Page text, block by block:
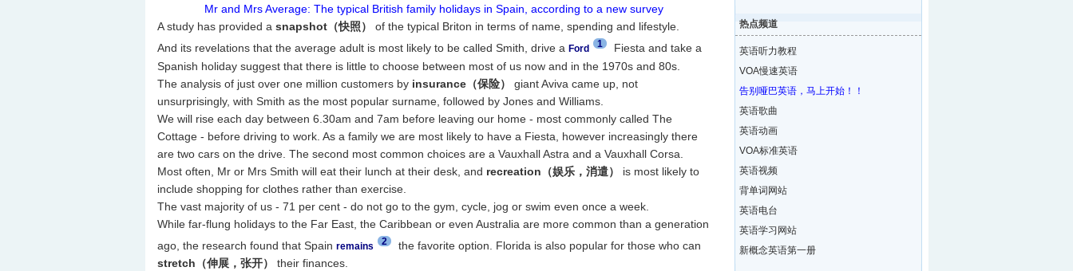
Mr and Mrs Average: The typical British family holidays in Spain, according to a new survey
A study has provided a snapshot（快照）
of the typical Briton in terms of name, spending and lifestyle.
And its revelations that the average adult is most likely to be called Smith, drive a Ford 1
Fiesta and take a
Spanish holiday suggest that there is little to choose between most of us now and in the 1970s and 80s.
The analysis of just over one million customers by insurance（保险）
giant Aviva came up, not
unsurprisingly, with Smith as the most popular surname, followed by Jones and Williams.
We will rise each day between 6.30am and 7am before leaving our home - most commonly called The
Cottage - before driving to work. As a family we are most likely to have a Fiesta, however increasingly there
are two cars on the drive. The second most common choices are a Vauxhall Astra and a Vauxhall Corsa.
Most often, Mr or Mrs Smith will eat their lunch at their desk, and recreation（娱乐，消遣）
is most likely to
include shopping for clothes rather than exercise.
The vast majority of us - 71 per cent - do not go to the gym, cycle, jog or swim even once a week.
While far-flung holidays to the Far East, the Caribbean or even Australia are more common than a generation
ago, the research found that Spain remains 2
the favorite option. Florida is also popular for those who can
stretch（伸展，张开）
their finances.
热点频道
英语听力教程
VOA慢速英语
告别哑巴英语，马上开始！！
英语歌曲
英语动画
VOA标准英语
英语视频
背单词网站
英语电台
英语学习网站
新概念英语第一册